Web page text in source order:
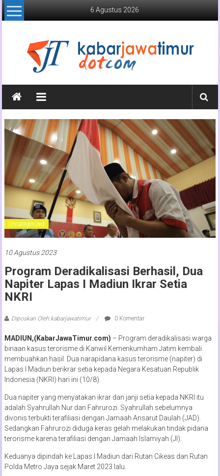
Lompat
ke
6 Agustus 2026
Kabar
Jawa
Timur
Media
Online
Jawa
Timur
Uncategorized
10 Agustus 2023
Program Deradikalisasi Berhasil, Dua
Napiter Lapas I Madiun Ikrar Setia
NKRI
Diposkan Oleh:kabarjawatimur 0 Komentar
MADIUN,(KabarJawaTimur.com) – Program deradikalisasi warga
binaan kasus terorisme di Kanwil Kemenkumham Jatim kembali
membuahkan hasil. Dua narapidana kasus terorisme (napiter) di
Lapas I Madiun berikrar setia kepada Negara Kesatuan Republik
Indonesia (NKRI) hari ini (10/8).
Dua napiter yang menyatakan ikrar dan janji setia kepada NKRI itu
adalah Syahrullah Nur dan Fahrurozi. Syahrullah sebelumnya
divonis terbukti terafiliasi dengan Jamaah Ansarut Daulah (JAD).
Sedangkan Fahrurozi diduga keras gelah melakukan tindak pidana
terorisme karena terafiliasi dengan Jamaah Islamiyah (JI).
Keduanya dipindah ke Lapas I Madiun dari Rutan Cikeas dan Rutan
Polda Metro Jaya sejak Maret 2023 lalu.